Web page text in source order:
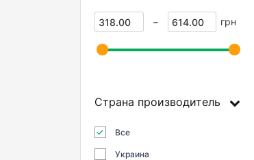
- грн
Страна производитель
Все
Украина